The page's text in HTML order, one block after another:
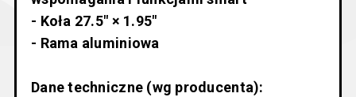
- Koła 27.5″ × 1.95″
- Rama aluminiowa
Dane techniczne (wg producenta):